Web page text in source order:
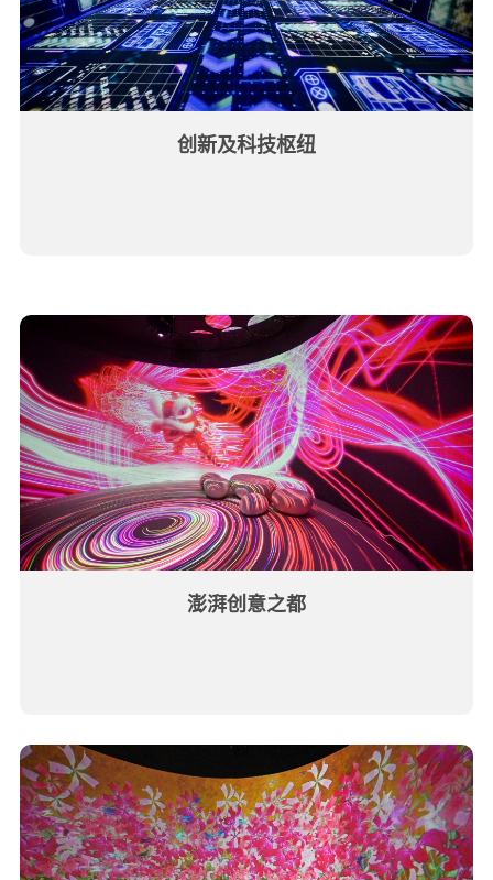
创新及科技枢纽
澎湃创意之都